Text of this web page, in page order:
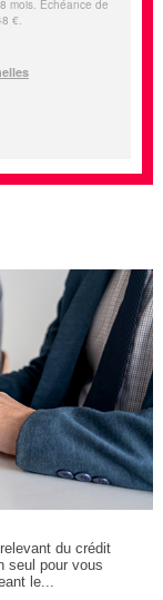
du crédit
seul pour vous
le...